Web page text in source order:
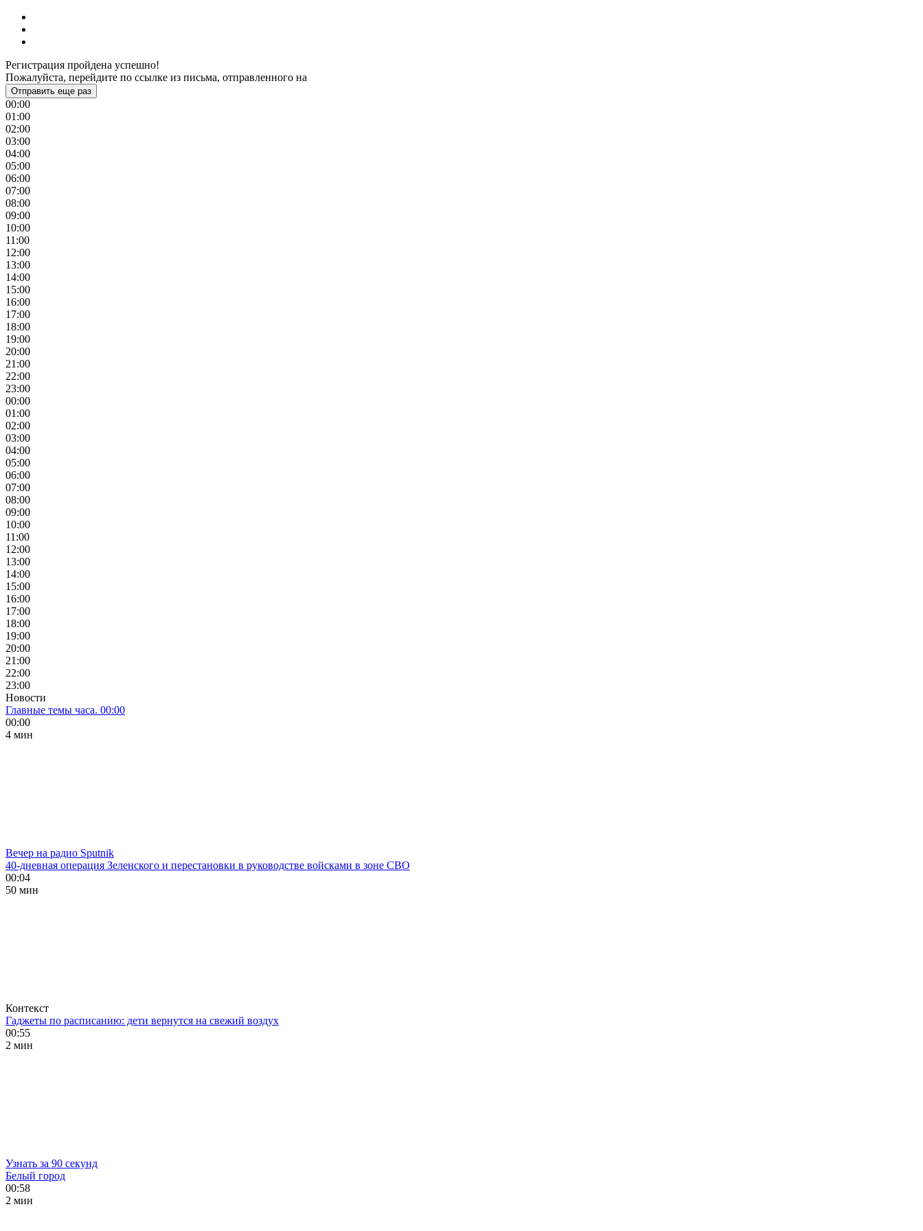
Регистрация пройдена успешно!
Пожалуйста, перейдите по ссылке из письма, отправленного на
Отправить еще раз
00:00
01:00
02:00
03:00
04:00
05:00
06:00
07:00
08:00
09:00
10:00
11:00
12:00
13:00
14:00
15:00
16:00
17:00
18:00
19:00
20:00
21:00
22:00
23:00
00:00
01:00
02:00
03:00
04:00
05:00
06:00
07:00
08:00
09:00
10:00
11:00
12:00
13:00
14:00
15:00
16:00
17:00
18:00
19:00
20:00
21:00
22:00
23:00
Новости
Главные темы часа. 00:00
00:00
4 мин
Вечер на радио Sputnik
40-дневная операция Зеленского и перестановки в руководстве войсками в зоне СВО
00:04
50 мин
Контекст
Гаджеты по расписанию: дети вернутся на свежий воздух
00:55
2 мин
Узнать за 90 секунд
Белый город
00:58
2 мин